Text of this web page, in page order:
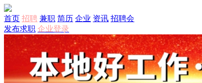
首页 招聘 兼职 简历 企业 资讯 招聘会
发布求职 企业登录